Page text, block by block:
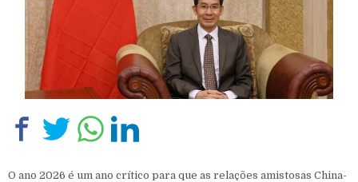
O ano 2026 é um ano crítico para que as relações amistosas China-